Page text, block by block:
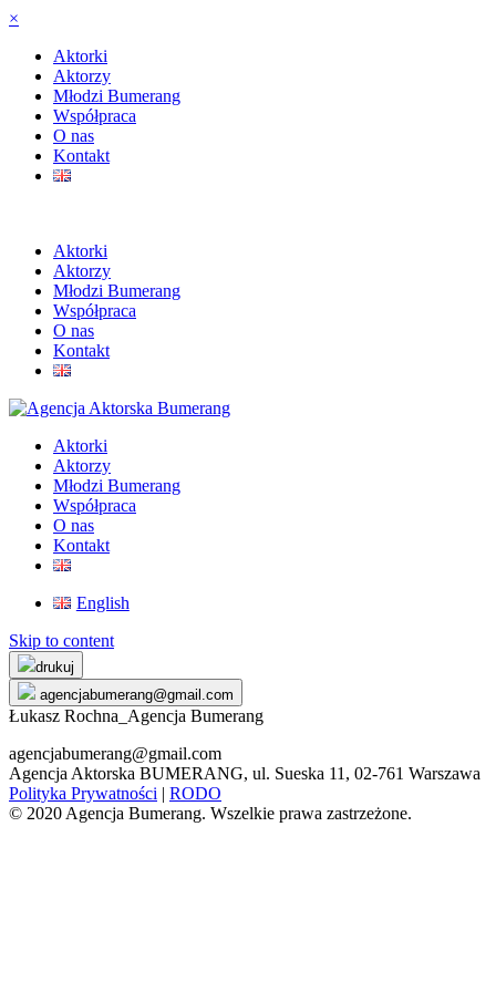
×
Aktorki
Aktorzy
Młodzi Bumerang
Współpraca
O nas
Kontakt
Aktorki
Aktorzy
Młodzi Bumerang
Współpraca
O nas
Kontakt
Aktorki
Aktorzy
Młodzi Bumerang
Współpraca
O nas
Kontakt
English
Skip to content
drukuj
agencjabumerang@gmail.com
Łukasz Rochna_Agencja Bumerang
agencjabumerang@gmail.com
Agencja Aktorska BUMERANG, ul. Sueska 11, 02-761 Warszawa
Polityka Prywatności | RODO
© 2020 Agencja Bumerang. Wszelkie prawa zastrzeżone.